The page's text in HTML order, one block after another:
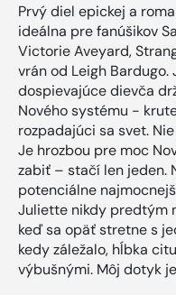
Prvý diel epickej a
ideálna pre fanúšikov
Victorie Aveyard,
vrán od Leigh
dospievajúce dievča
Nového systému -
rozpadajúci sa svet.
Je hrozbou pre moc
zabiť – stačí len jeden.
potenciálne
Juliette nikdy predtým
keď sa opäť stretne s
kedy záležalo, hĺbka
výbušnými. Môj dotyk